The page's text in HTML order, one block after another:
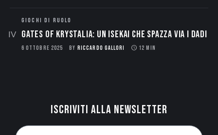
GIOCHI DI RUOLO
Gates of Krystalia: Un Isekai che spazza via i dadi
6 OTTOBRE 2025 BY RICCARDO GALLORI 12 MIN
Iscriviti alla newsletter